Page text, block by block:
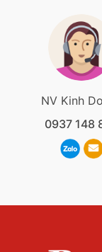
NV Kinh
0937 148